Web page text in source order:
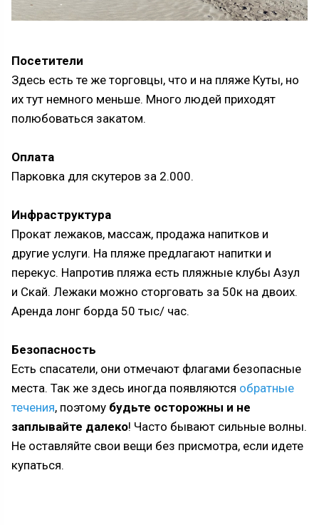
Посетители
Здесь есть те же торговцы, что и на пляже Куты, но
их тут немного меньше. Много людей приходят
полюбоваться закатом.
Оплата
Парковка для скутеров за 2.000.
Инфраструктура
Прокат лежаков, массаж, продажа напитков и
другие услуги. На пляже предлагают напитки и
перекус. Напротив пляжа есть пляжные клубы Азул
и Скай. Лежаки можно сторговать за 50к на двоих.
Аренда лонг борда 50 тыс/ час.
Безопасность
Есть спасатели, они отмечают флагами безопасные
места. Так же здесь иногда появляются обратные
течения, поэтому будьте осторожны и не
заплывайте далеко! Часто бывают сильные волны.
Не оставляйте свои вещи без присмотра, если идете
купаться.